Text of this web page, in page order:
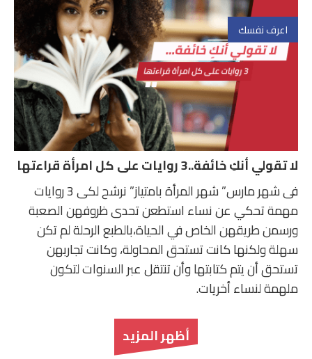
اعرف نفسك
لا تقولي أنكِ خائفة..3 روايات على كل امرأة قراءتها
فى شهر مارس” شهر المرأة بامتياز” نرشح لكى 3 روايات
مهمة تحكي عن نساء استطعن تحدى ظروفهن الصعبة
ورسمن طريقهن الخاص في الحياة،بالطبع الرحلة لم تكن
سهلة ولكنها كانت تستحق المحاولة، وكانت تجاربهن
تستحق أن يتم كتابتها وأن تنتقل عبر السنوات لتكون
ملهمة لنساء أخريات.
أظهر المزيد